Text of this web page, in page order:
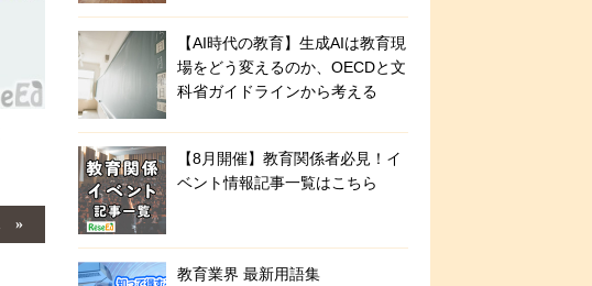
【AI時代の教育】生成AIは教育現
場をどう変えるのか、OECDと文
科省ガイドラインから考える
【8月開催】教育関係者必見！イ
ベント情報記事一覧はこちら
教育業界 最新用語集